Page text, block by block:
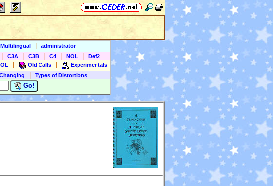
Multilingual
administrator
C3A C3B C4 NOL
Def2
Old Calls
Experimentals
Types of Distortions
Go!